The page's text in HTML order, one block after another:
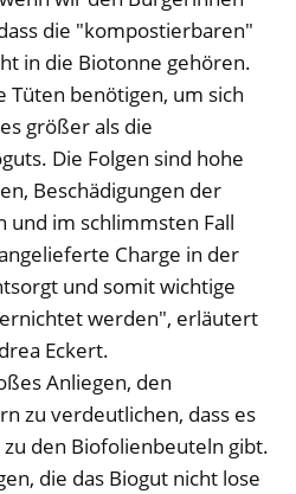
die "kompostierbaren"
in die Biotonne gehören.
Tüten benötigen, um sich
größer als die
Die Folgen sind hohe
Beschädigungen der
und im schlimmsten Fall
Charge in der
und somit wichtige
werden", erläutert
Eckert.
Anliegen, den
zu verdeutlichen, dass es
den Biofolienbeuteln gibt.
die das Biogut nicht lose